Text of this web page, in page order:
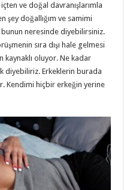
içten ve doğal davranışlarımla
şey doğallığım ve samimi
bunun neresinde diyebilirsiniz.
sıra dışı hale gelmesi
kaynaklı oluyor. Ne kadar
diyebiliriz. Erkeklerin burada
Kendimi hiçbir erkeğin yerine